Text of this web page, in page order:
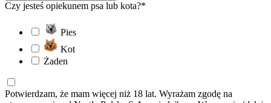
Czy jesteś opiekunem psa lub kota?*
Pies
Kot
Żaden
Potwierdzam, że mam więcej niż 18 lat. Wyrażam zgodę na